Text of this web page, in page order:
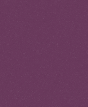
Laurent
nous avons
nous
matériel
compétentes.
confiance
favorisé la